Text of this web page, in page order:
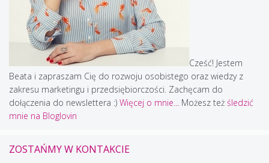
Cześć! Jestem
Beata i zapraszam Cię do rozwoju osobistego oraz wiedzy z
zakresu marketingu i przedsiębiorczości. Zachęcam do
dołączenia do newslettera :) Więcej o mnie... Możesz też śledzić
mnie na Bloglovin
ZOSTAŃMY W KONTAKCIE